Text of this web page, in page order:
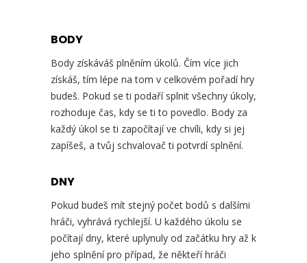
BODY
Body získáváš plněním úkolů. Čím více jich
získáš, tím lépe na tom v celkovém pořadí hry
budeš. Pokud se ti podaří splnit všechny úkoly,
rozhoduje čas, kdy se ti to povedlo. Body za
každý úkol se ti započítají ve chvíli, kdy si jej
zapíšeš, a tvůj schvalovač ti potvrdí splnění.
DNY
Pokud budeš mít stejný počet bodů s dalšími
hráči, vyhrává rychlejší. U každého úkolu se
počítají dny, které uplynuly od začátku hry až k
jeho splnění pro případ, že někteří hráči